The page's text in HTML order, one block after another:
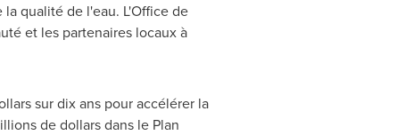
qualité de l'eau. L'Office de
et les partenaires locaux à
sur dix ans pour accélérer la
de dollars dans le Plan